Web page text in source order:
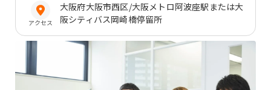
アクセス
大阪府大阪市西区/大阪メトロ阿波座駅または大
阪シティバス岡崎橋停留所